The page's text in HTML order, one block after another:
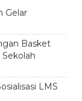
Gelar
Basket
LMS